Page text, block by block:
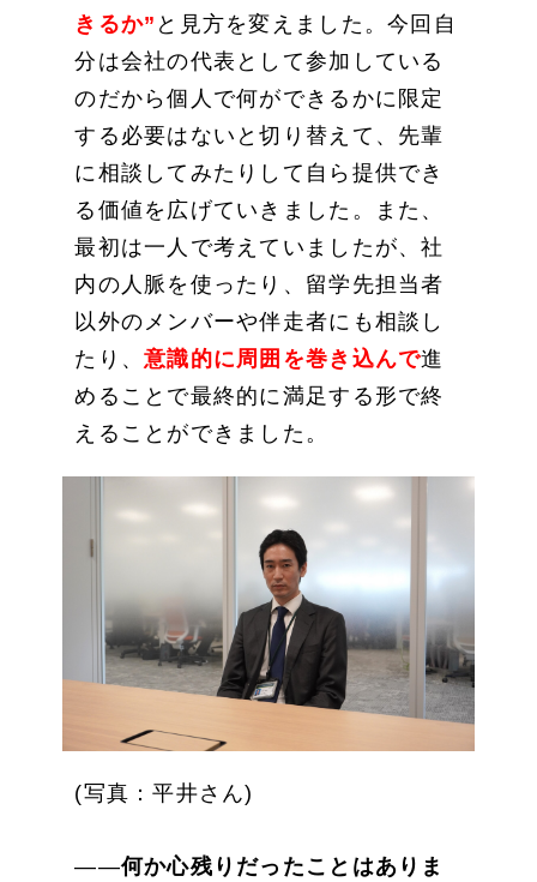
きるか” と見方を変えました。今回自
分は会社の代表として参加している
のだから個人で何ができるかに限定
する必要はないと切り替えて、先輩
に相談してみたりして自ら提供でき
る価値を広げていきました。また、
最初は一人で考えていましたが、社
内の人脈を使ったり、留学先担当者
以外のメンバーや伴走者にも相談し
たり、意識的に周囲を巻き込んで進
めることで最終的に満足する形で終
えることができました。
(写真：平井さん)
――何か心残りだったことはありま